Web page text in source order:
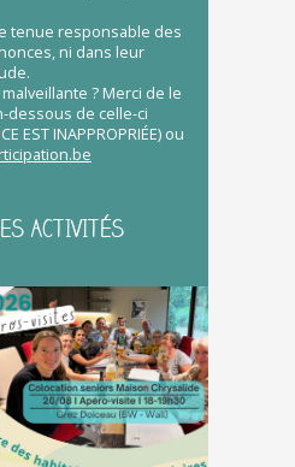
tenue responsable des
ni dans leur
? Merci de le
dessous de celle-ci
EST INAPPROPRIÉE) ou
ACTIVITÉS